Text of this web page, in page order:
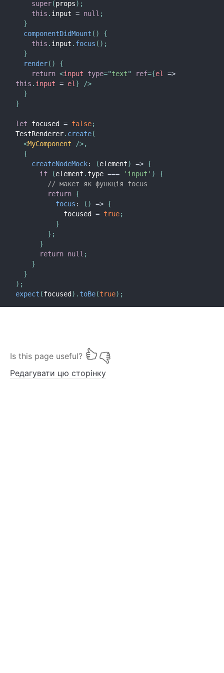
super(props) ;
this . input = null ;
}
componentDidMount ( )
{
this . input . focus ( ) ;
}
render( )
{
return <input type="text" ref={el
=>
this . input = el }
/>
}
}
let focused = false;
TestRenderer. create(
<MyComponent />,
{
createNodeMock: (element) => {
if
(element . type === 'input' )
{
// макет як функція focus
return {
focus : ( ) => {
            focused
= true;
}
} ;
}
return null ;
}
}
) ;
expect (focused ) . toBe(true) ;
Is this page useful?
Редагувати цю сторінку